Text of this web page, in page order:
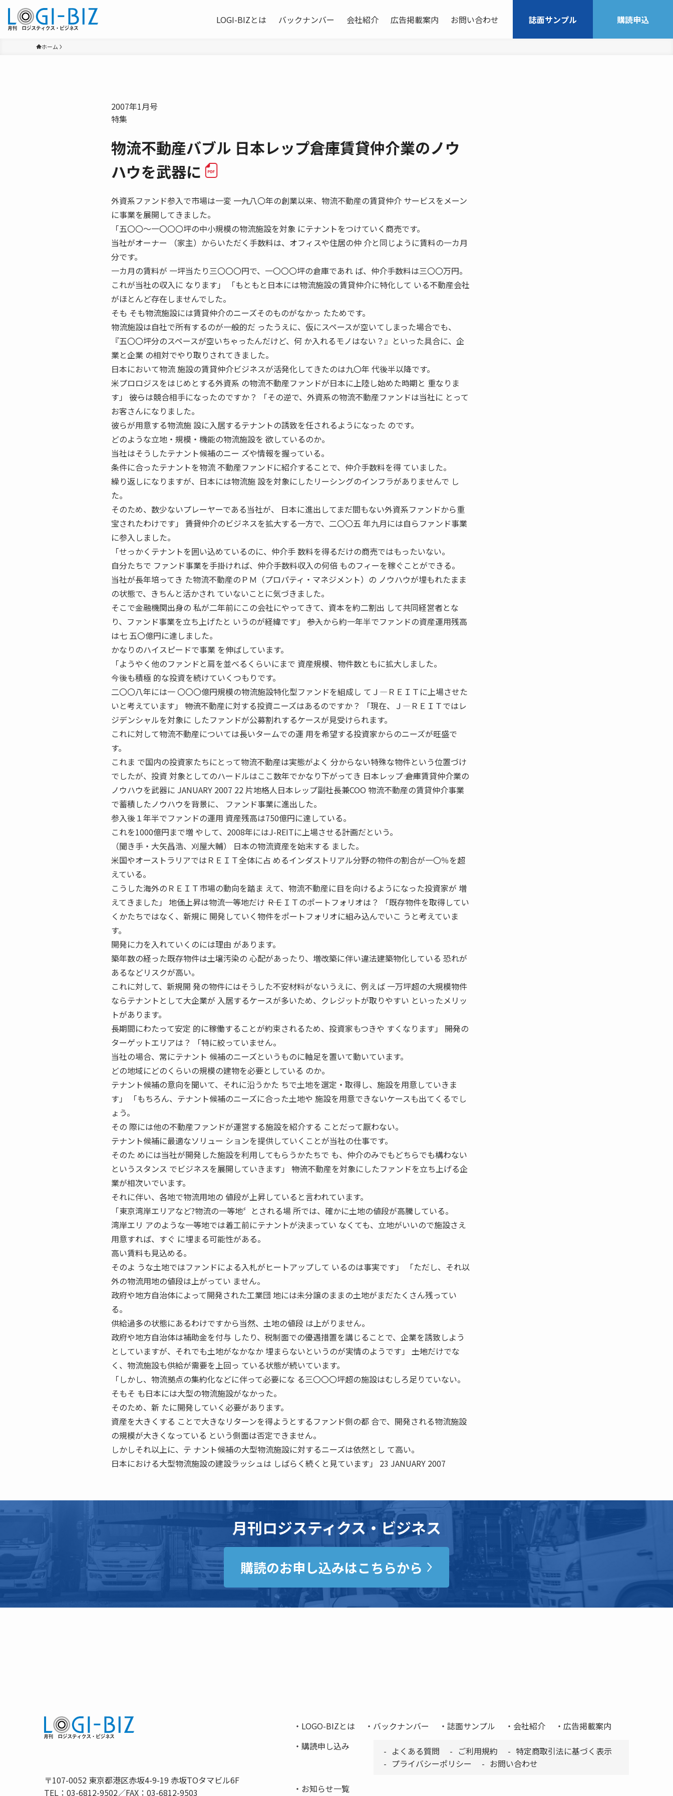
LOGI-BIZとは バックナンバー 会社紹介 広告掲載案内 お問い合わせ 誌面サンプル 購読申込
ホーム
2007年1月号
特集
物流不動産バブル 日本レップ――倉庫賃貸仲介業のノウ
ハウを武器に
外資系ファンド参入で市場は一変 ――一九八〇年の創業以来、物流不動産の賃貸仲介 サービスをメーン
に事業を展開してきました。
「五〇〇〜一〇〇〇坪の中小規模の物流施設を対象 にテナントをつけていく商売です。
当社がオーナー （家主）からいただく手数料は、オフィスや住居の仲 介と同じように賃料の一カ月
分です。
一カ月の賃料が 一坪当たり三〇〇〇円で、一〇〇〇坪の倉庫であれ ば、仲介手数料は三〇〇万円。
これが当社の収入に なります」 「もともと日本には物流施設の賃貸仲介に特化して いる不動産会社
がほとんど存在しませんでした。
そも そも物流施設には賃貸仲介のニーズそのものがなかっ たためです。
物流施設は自社で所有するのが一般的だ ったうえに、仮にスペースが空いてしまった場合でも、
『五〇〇坪分のスペースが空いちゃったんだけど、何 か入れるモノはない？』といった具合に、企
業と企業 の相対でやり取りされてきました。
日本において物流 施設の賃貸仲介ビジネスが活発化してきたのは九〇年 代後半以降です。
米プロロジスをはじめとする外資系 の物流不動産ファンドが日本に上陸し始めた時期と 重なりま
す」 ――彼らは競合相手になったのですか？ 「その逆で、外資系の物流不動産ファンドは当社に とって
お客さんになりました。
彼らが用意する物流施 設に入居するテナントの誘致を任されるようになった のです。
どのような立地・規模・機能の物流施設を 欲しているのか。
当社はそうしたテナント候補のニー ズや情報を握っている。
条件に合ったテナントを物流 不動産ファンドに紹介することで、仲介手数料を得 ていました。
繰り返しになりますが、日本には物流施 設を対象にしたリーシングのインフラがありませんで し
た。
そのため、数少ないプレーヤーである当社が、 日本に進出してまだ間もない外資系ファンドから重
宝されたわけです」 ――賃貸仲介のビジネスを拡大する一方で、二〇〇五 年九月には自らファンド事業
に参入しました。
「せっかくテナントを囲い込めているのに、仲介手 数料を得るだけの商売ではもったいない。
自分たちで ファンド事業を手掛ければ、仲介手数料収入の何倍 ものフィーを稼ぐことができる。
当社が長年培ってき た物流不動産のＰＭ（プロパティ・マネジメント）の ノウハウが埋もれたまま
の状態で、きちんと活かされ ていないことに気づきました。
そこで金融機関出身の 私が二年前にこの会社にやってきて、資本を約二割出 して共同経営者とな
り、ファンド事業を立ち上げたと いうのが経緯です」 ――参入から約一年半でファンドの資産運用残高
は七 五〇億円に達しました。
かなりのハイスピードで事業 を伸ばしています。
「ようやく他のファンドと肩を並べるくらいにまで 資産規模、物件数ともに拡大しました。
今後も積極 的な投資を続けていくつもりです。
二〇〇八年には一 〇〇〇億円規模の物流施設特化型ファンドを組成し てＪ―ＲＥＩＴに上場させた
いと考えています」 ――物流不動産に対する投資ニーズはあるのですか？ 「現在、Ｊ―ＲＥＩＴではレ
ジデンシャルを対象に したファンドが公募割れするケースが見受けられます。
これに対して物流不動産については長いタームでの運 用を希望する投資家からのニーズが旺盛で
す。
これま で国内の投資家たちにとって物流不動産は実態がよく 分からない特殊な物件という位置づけ
でしたが、投資 対象としてのハードルはここ数年でかなり下がってき 日本レップ―― 倉庫賃貸仲介業の
ノウハウを武器に JANUARY 2007 22 片地格人日本レップ副社長兼COO 物流不動産の賃貸仲介事業
で蓄積したノウハウを背景に、 ファンド事業に進出した。
参入後１年半でファンドの運用 資産残高は750億円に達している。
これを1000億円まで増 やして、2008年にはJ-REITに上場させる計画だという。
（聞き手・大矢昌浩、刈屋大輔） 日本の物流資産を始末する ました。
米国やオーストラリアではＲＥＩＴ全体に占 めるインダストリアル分野の物件の割合が一〇％を超
えている。
こうした海外のＲＥＩＴ市場の動向を踏ま えて、物流不動産に目を向けるようになった投資家が 増
えてきました」 地価上昇は物流一等地だけ ――ＲＥＩＴのポートフォリオは？ 「既存物件を取得してい
くかたちではなく、新規に 開発していく物件をポートフォリオに組み込んでいこ うと考えていま
す。
開発に力を入れていくのには理由 があります。
築年数の経った既存物件は土壌汚染の 心配があったり、増改築に伴い違法建築物化している 恐れが
あるなどリスクが高い。
これに対して、新規開 発の物件にはそうした不安材料がないうえに、例えば 一万坪超の大規模物件
ならテナントとして大企業が 入居するケースが多いため、クレジットが取りやすい といったメリッ
トがあります。
長期間にわたって安定 的に稼働することが約束されるため、投資家もつきや すくなります」 ――開発の
ターゲットエリアは？ 「特に絞っていません。
当社の場合、常にテナント 候補のニーズというものに軸足を置いて動いています。
どの地域にどのくらいの規模の建物を必要としている のか。
テナント候補の意向を聞いて、それに沿うかた ちで土地を選定・取得し、施設を用意していきま
す」 「もちろん、テナント候補のニーズに合った土地や 施設を用意できないケースも出てくるでし
ょう。
その 際には他の不動産ファンドが運営する施設を紹介する ことだって厭わない。
テナント候補に最適なソリュー ションを提供していくことが当社の仕事です。
そのた めには当社が開発した施設を利用してもらうかたちで も、仲介のみでもどちらでも構わない
というスタンス でビジネスを展開していきます」 ――物流不動産を対象にしたファンドを立ち上げる企
業が相次いでいます。
それに伴い、各地で物流用地の 値段が上昇していると言われています。
「東京湾岸エリアなど?物流の一等地〞とされる場 所では、確かに土地の値段が高騰している。
湾岸エリ アのような一等地では着工前にテナントが決まってい なくても、立地がいいので施設さえ
用意すれば、すぐ に埋まる可能性がある。
高い賃料も見込める。
そのよ うな土地ではファンドによる入札がヒートアップして いるのは事実です」 「ただし、それ以
外の物流用地の値段は上がってい ません。
政府や地方自治体によって開発された工業団 地には未分譲のままの土地がまだたくさん残ってい
る。
供給過多の状態にあるわけですから当然、土地の値段 は上がりません。
政府や地方自治体は補助金を付与 したり、税制面での優遇措置を講じることで、企業を誘致しよう
としていますが、それでも土地がなかなか 埋まらないというのが実情のようです」 ――土地だけでな
く、物流施設も供給が需要を上回っ ている状態が続いています。
「しかし、物流拠点の集約化などに伴って必要にな る三〇〇〇坪超の施設はむしろ足りていない。
そもそ も日本には大型の物流施設がなかった。
そのため、新 たに開発していく必要があります。
資産を大きくする ことで大きなリターンを得ようとするファンド側の都 合で、開発される物流施設
の規模が大きくなっている という側面は否定できません。
しかしそれ以上に、テ ナント候補の大型物流施設に対するニーズは依然とし て高い。
日本における大型物流施設の建設ラッシュは しばらく続くと見ています」 23 JANUARY 2007
月刊ロジスティクス・ビジネス
購読のお申し込みはこちらから
〒107-0052 東京都港区赤坂4-9-19 赤坂TOタマビル6F
TEL：03-6812-9502／FAX：03-6812-9503
LOGO-BIZとは バックナンバー 誌面サンプル 会社紹介
広告掲載案内
購読申し込み
よくある質問 ご利用規約
特定商取引法に基づく表示
プライバシーポリシー
お問い合わせ
お知らせ一覧